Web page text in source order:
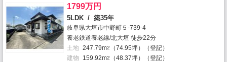
1799万円
5LDK / 築35年
岐阜県大垣市中野町５-739-4
養老鉄道養老線/北大垣 徒歩22分
土地 247.79m2
（74.95坪）（登記）
建物
159.92m2 （48.37坪）（登記）